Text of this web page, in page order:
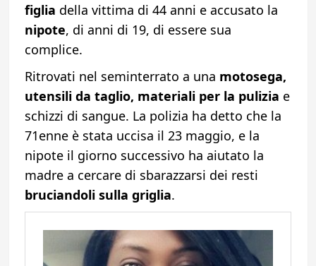
figlia della vittima di 44 anni e accusato la
nipote, di anni di 19, di essere sua
complice.
Ritrovati nel seminterrato a una motosega,
utensili da taglio, materiali per la pulizia e
schizzi di sangue. La polizia ha detto che la
71enne è stata uccisa il 23 maggio, e la
nipote il giorno successivo ha aiutato la
madre a cercare di sbarazzarsi dei resti
bruciandoli sulla griglia.